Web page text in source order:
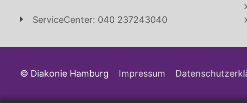
ServiceCenter: 040 237243040
© Diakonie Hamburg Impressum